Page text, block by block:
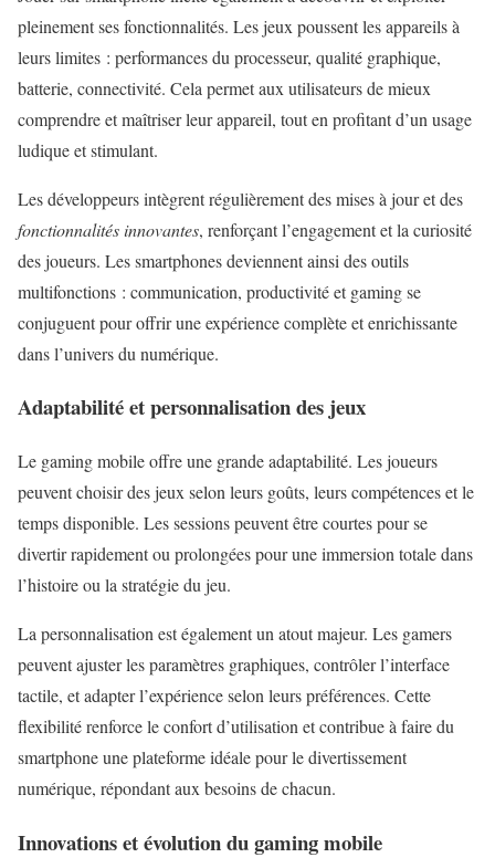
pleinement ses fonctionnalités. Les jeux poussent les appareils à
leurs limites : performances du processeur, qualité graphique,
batterie, connectivité. Cela permet aux utilisateurs de mieux
comprendre et maîtriser leur appareil, tout en profitant d’un usage
ludique et stimulant.
Les développeurs intègrent régulièrement des mises à jour et des
fonctionnalités innovantes, renforçant l’engagement et la curiosité
des joueurs. Les smartphones deviennent ainsi des outils
multifonctions : communication, productivité et gaming se
conjuguent pour offrir une expérience complète et enrichissante
dans l’univers du numérique.
Adaptabilité et personnalisation des jeux
Le gaming mobile offre une grande adaptabilité. Les joueurs
peuvent choisir des jeux selon leurs goûts, leurs compétences et le
temps disponible. Les sessions peuvent être courtes pour se
divertir rapidement ou prolongées pour une immersion totale dans
l’histoire ou la stratégie du jeu.
La personnalisation est également un atout majeur. Les gamers
peuvent ajuster lesparamètres graphiques, contrôler l’interface
tactile, et adapter l’expérience selon leurs préférences. Cette
flexibilité renforce le confort d’utilisation et contribue à faire du
smartphone une plateforme idéale pour le divertissement
numérique, répondant aux besoins de chacun.
Innovations et évolution du gaming mobile